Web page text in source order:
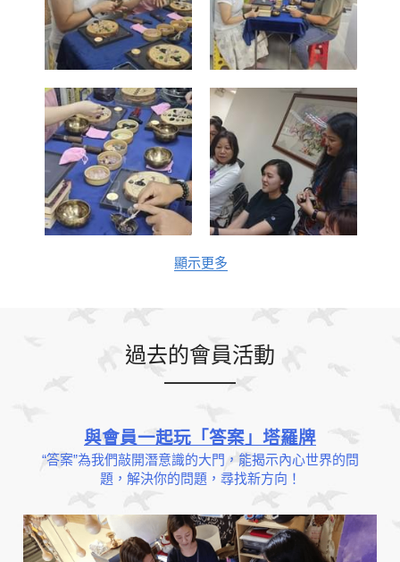
顯示更多
過去的會員活動
與會員一起玩「答案」塔羅牌
“答案”為我們敲開潛意識的大門，能揭示內心世界的問
題，解決你的問題，尋找新方向！